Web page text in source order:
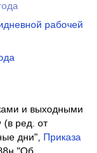
рабочей
и выходными
ред. от
дни", Приказа